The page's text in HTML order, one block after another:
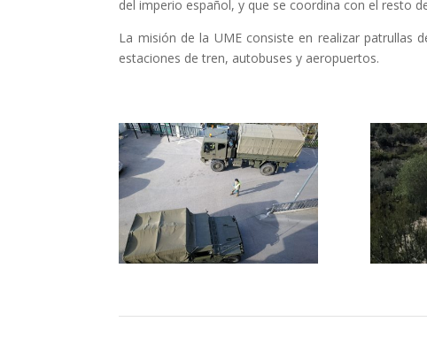
del imperio español, y que se coordina con el resto
La misión de la UME consiste en realizar patrullas
estaciones de tren, autobuses y aeropuertos.